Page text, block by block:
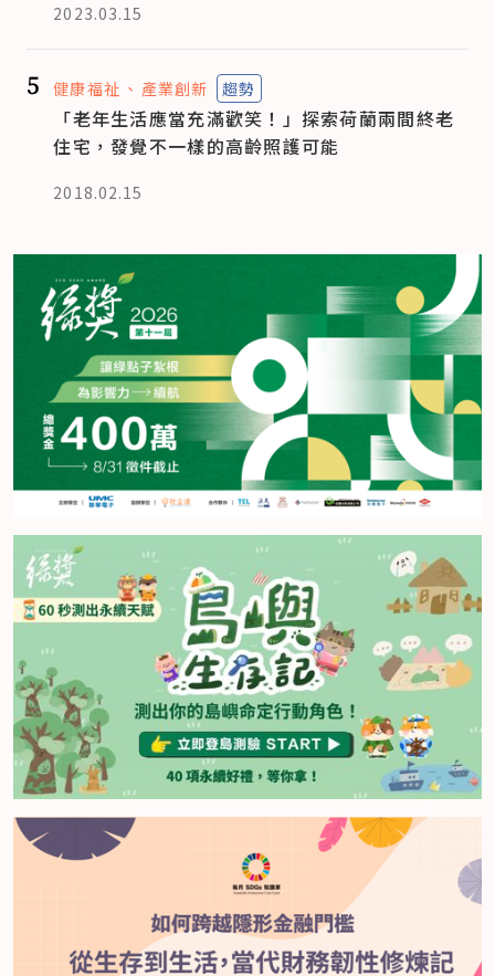
2023.03.15
5 健康福祉 產業創新 趨勢
「老年生活應當充滿歡笑！」探索荷蘭兩間終老
住宅，發覺不一樣的高齡照護可能
2018.02.15